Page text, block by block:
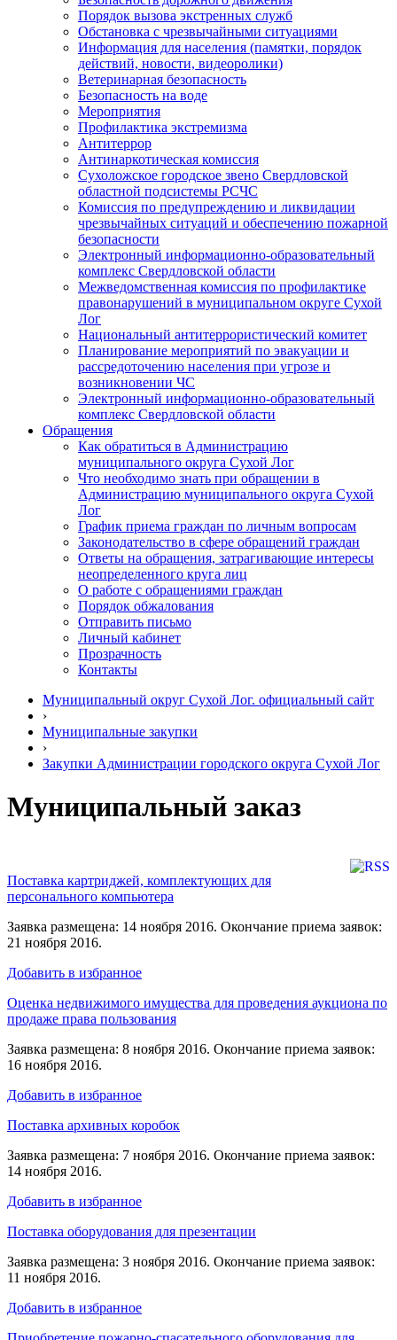
Порядок вызова экстренных служб
Обстановка с чрезвычайными ситуациями
Информация для населения (памятки, порядок
действий, новости, видеоролики)
Ветеринарная безопасность
Безопасность на воде
Мероприятия
Профилактика экстремизма
Антитеррор
Антинаркотическая комиссия
Сухоложское городское звено Свердловской
областной подсистемы РСЧС
Комиссия по предупреждению и ликвидации
чрезвычайных ситуаций и обеспечению пожарной
безопасности
Электронный информационно-образовательный
комплекс Cвердловской области
Межведомственная комиссия по профилактике
правонарушений в муниципальном округе Сухой
Лог
Национальный антитеррористический комитет
Планирование мероприятий по эвакуации и
рассредоточению населения при угрозе и
возникновении ЧС
Электронный информационно-образовательный
комплекс Свердловской области
Обращения
Как обратиться в Администрацию
муниципального округа Сухой Лог
Что необходимо знать при обращении в
Администрацию муниципального округа Сухой
Лог
График приема граждан по личным вопросам
Законодательство в сфере обращений граждан
Ответы на обращения, затрагивающие интересы
неопределенного круга лиц
О работе с обращениями граждан
Порядок обжалования
Отправить письмо
Личный кабинет
Прозрачность
Контакты
Муниципальный округ Сухой Лог. официальный сайт
›
Муниципальные закупки
›
Закупки Администрации городского округа Сухой Лог
Муниципальный заказ
Поставка картриджей, комплектующих для
персонального компьютера
Заявка размещена: 14 ноября 2016. Окончание приема заявок:
21 ноября 2016.
Добавить в избранное
Оценка недвижимого имущества для проведения аукциона по
продаже права пользования
Заявка размещена: 8 ноября 2016. Окончание приема заявок:
16 ноября 2016.
Добавить в избранное
Поставка архивных коробок
Заявка размещена: 7 ноября 2016. Окончание приема заявок:
14 ноября 2016.
Добавить в избранное
Поставка оборудования для презентации
Заявка размещена: 3 ноября 2016. Окончание приема заявок:
11 ноября 2016.
Добавить в избранное